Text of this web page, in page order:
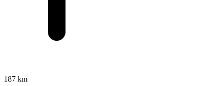
187 km